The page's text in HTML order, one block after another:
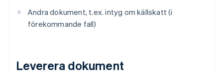
Andra dokument, t.ex. intyg om källskatt (i
förekommande fall)
Leverera dokument